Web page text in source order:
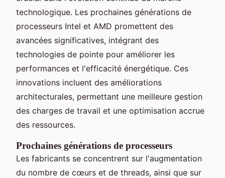
technologique. Les prochaines générations de
processeurs Intel et AMD promettent des
avancées significatives, intégrant des
technologies de pointe pour améliorer les
performances et l'efficacité énergétique. Ces
innovations incluent des améliorations
architecturales, permettant une meilleure gestion
des charges de travail et une optimisation accrue
des ressources.
Prochaines générations de processeurs
Les fabricants se concentrent sur l'augmentation
du nombre de cœurs et de threads, ainsi que sur